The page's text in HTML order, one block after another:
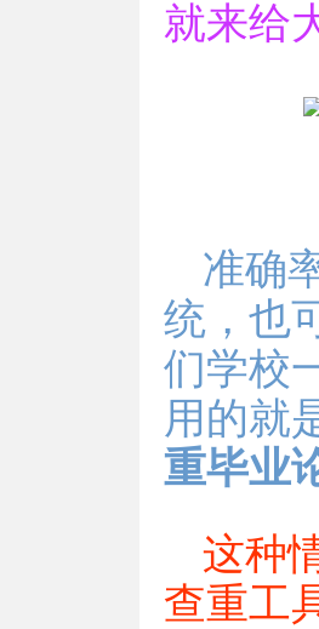
就来给
准确
统，也
们学校
用的就
重毕业
这种
查重工